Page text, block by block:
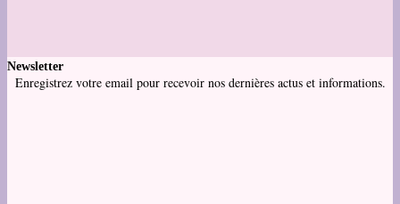
Newsletter
Enregistrez votre email pour recevoir nos dernières actus et informations.